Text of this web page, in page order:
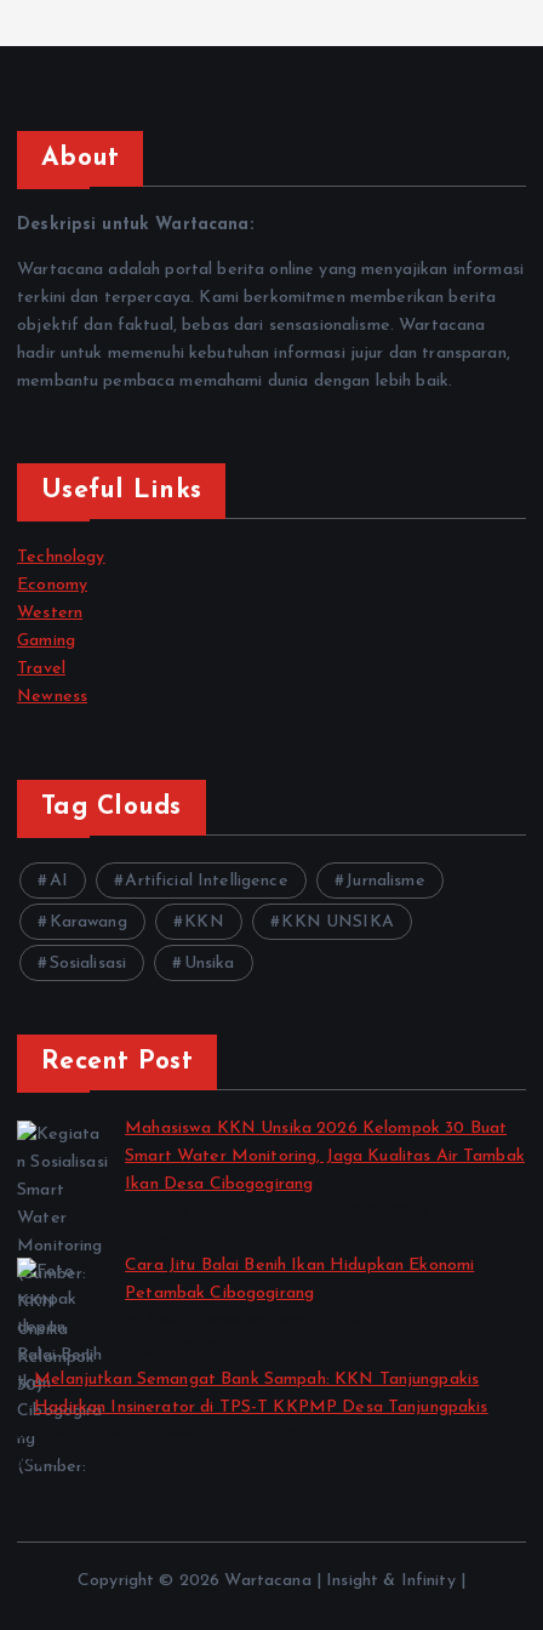
About
Deskripsi untuk Wartacana:
Wartacana adalah portal berita online yang menyajikan informasi
terkini dan terpercaya. Kami berkomitmen memberikan berita
objektif dan faktual, bebas dari sensasionalisme. Wartacana
hadir untuk memenuhi kebutuhan informasi jujur dan transparan,
membantu pembaca memahami dunia dengan lebih baik.
Useful Links
Technology
Economy
Western
Gaming
Travel
Newness
Tag Clouds
AI Artificial Intelligence Jurnalisme
Karawang KKN KKN UNSIKA
Sosialisasi Unsika
Recent Post
Mahasiswa KKN Unsika 2026 Kelompok 30 Buat
Smart Water Monitoring, Jaga Kualitas Air Tambak
Ikan Desa Cibogogirang
Cara Jitu Balai Benih Ikan Hidupkan Ekonomi
Petambak Cibogogirang
Melanjutkan Semangat Bank Sampah: KKN Tanjungpakis
Hadirkan Insinerator di TPS-T KKPMP Desa Tanjungpakis
by Kelas Semester Genap TA 2025-2026
July 27, 2026
Copyright © 2026 Wartacana | Insight & Infinity |